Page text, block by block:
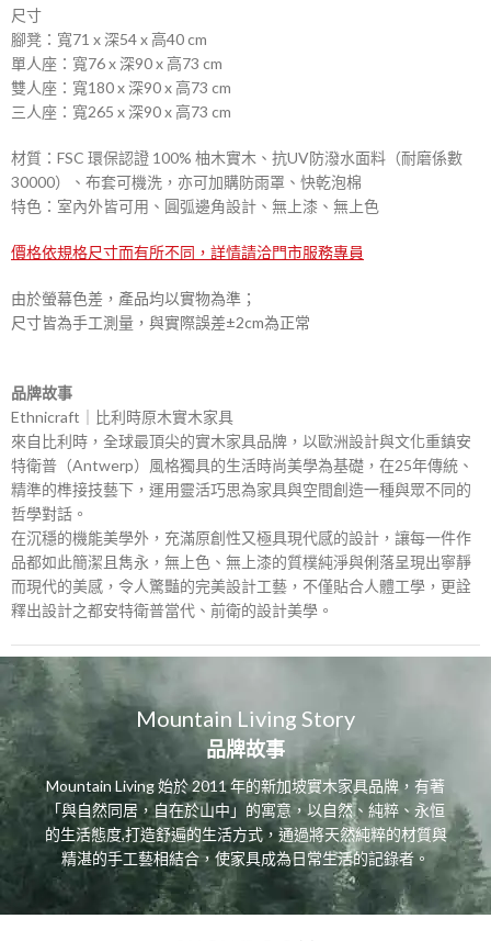
尺寸
腳凳：寬71 x 深54 x 高40 cm
單人座：寬76 x 深90 x 高73 cm
雙人座：寬180 x 深90 x 高73 cm
三人座：寬265 x 深90 x 高73 cm
材質：FSC 環保認證 100% 柚木實木、抗UV防潑水面料（耐磨係數
30000）、布套可機洗，亦可加購防雨罩、快乾泡棉
特色：室內外皆可用、圓弧邊角設計、無上漆、無上色
價格依規格尺寸而有所不同，詳情請洽門市服務專員
由於螢幕色差，產品均以實物為準；
尺寸皆為手工測量，與實際誤差±2cm為正常
品牌故事
Ethnicraft｜比利時原木實木家具
來自比利時，全球最頂尖的實木家具品牌，以歐洲設計與文化重鎮安
特衛普（Antwerp）風格獨具的生活時尚美學為基礎，在25年傳統、
精準的榫接技藝下，運用靈活巧思為家具與空間創造一種與眾不同的
哲學對話。
在沉穩的機能美學外，充滿原創性又極具現代感的設計，讓每一件作
品都如此簡潔且雋永，無上色、無上漆的質樸純淨與俐落呈現出寧靜
而現代的美感，令人驚豔的完美設計工藝，不僅貼合人體工學，更詮
釋出設計之都安特衛普當代、前衛的設計美學。
Mountain Living Story
品牌故事
Mountain Living 始於 2011 年的新加坡實木家具品牌，有著
「與自然同居，自在於山中」的寓意，以自然、純粹、永恒
的生活態度,打造舒遍的生活方式，通過將天然純粹的材質與
精湛的手工藝相結合，使家具成為日常生活的記錄者。